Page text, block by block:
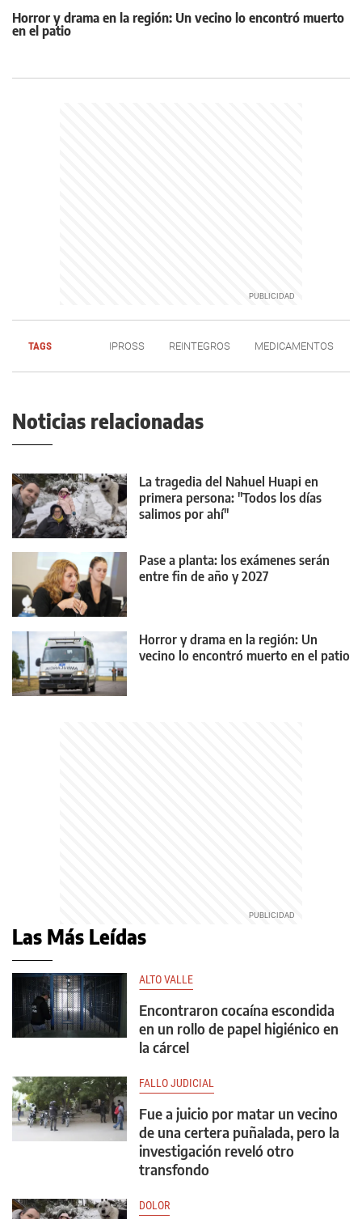
Horror y drama en la región: Un vecino lo encontró muerto
en el patio
TAGS IPROSS REINTEGROS MEDICAMENTOS
Noticias relacionadas
La tragedia del Nahuel Huapi en
primera persona: "Todos los días
salimos por ahí"
Pase a planta: los exámenes serán
entre fin de año y 2027
Horror y drama en la región: Un
vecino lo encontró muerto en el patio
Las Más Leídas
ALTO VALLE
Encontraron cocaína escondida
en un rollo de papel higiénico en
la cárcel
FALLO JUDICIAL
Fue a juicio por matar un vecino
de una certera puñalada, pero la
investigación reveló otro
transfondo
DOLOR